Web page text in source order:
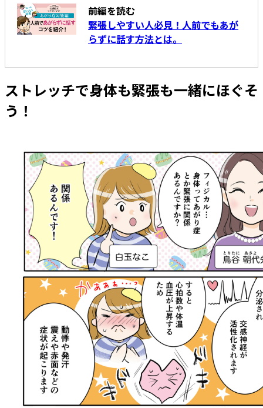
前編を読む
緊張しやすい人必見！人前でもあが
らずに話す方法とは。
ストレッチで身体も緊張も一緒にほぐそ
う！